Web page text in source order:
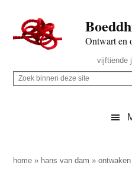
naar
de
inhoud
secondary
naar
de
sidebar
naar
de
Ontwart en
Rechts
vijftiende
Z
p
Z
ihome » hans van dam »